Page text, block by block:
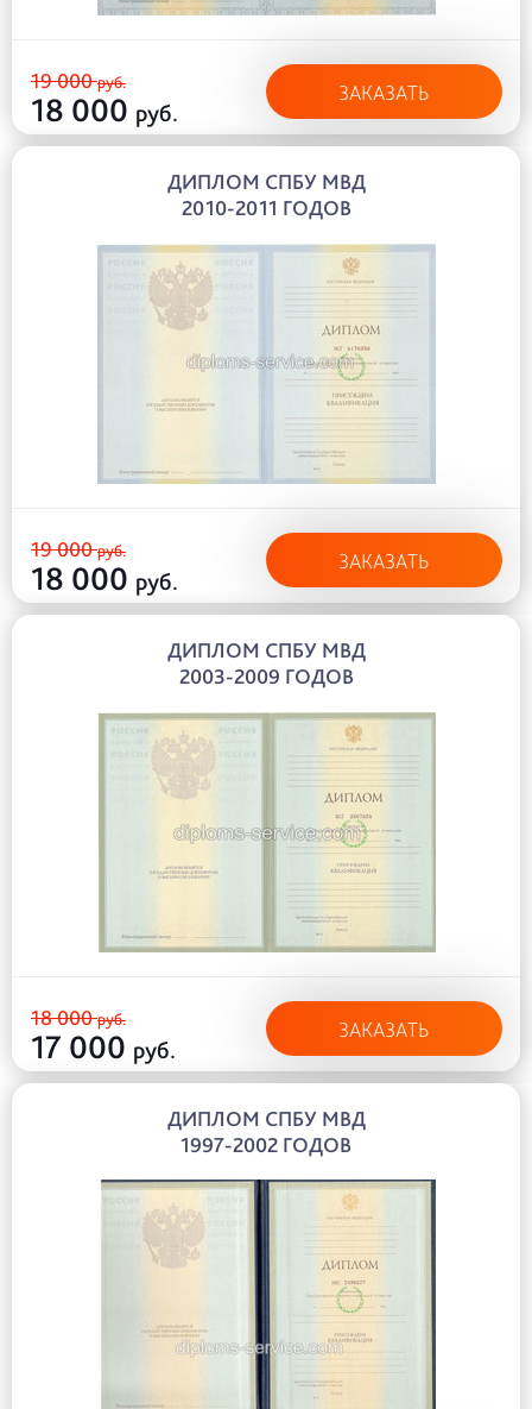
19 000руб.
18 000 руб.
ЗАКАЗАТЬ
ДИПЛОМ СПБУ МВД
2010-2011 ГОДОВ
19 000руб.
18 000 руб.
ЗАКАЗАТЬ
ДИПЛОМ СПБУ МВД
2003-2009 ГОДОВ
18 000руб.
17 000 руб.
ЗАКАЗАТЬ
ДИПЛОМ СПБУ МВД
1997-2002 ГОДОВ